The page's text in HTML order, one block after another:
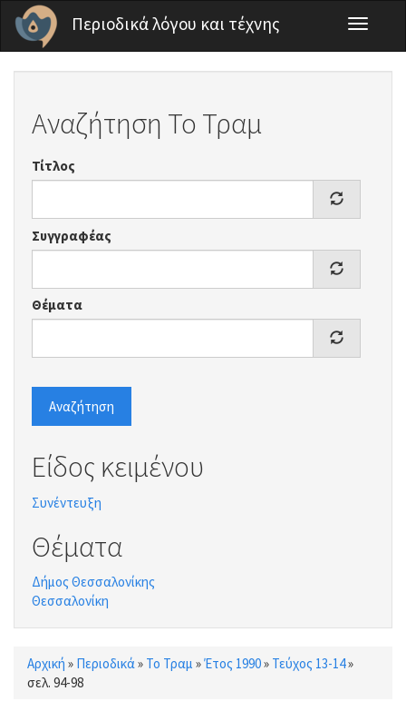
Παράκαμψη προς το κυρίως περιεχόμενο
Περιοδικά λόγου και τέχνης
Toggle
Αναζήτηση Το Τραμ
Τίτλος
Συγγραφέας
Θέματα
Αναζήτηση
Είδος κειμένου
Συνέντευξη
Θέματα
Δήμος Θεσσαλονίκης
Θεσσαλονίκη
Είστε εδώ
Αρχική » Περιοδικά» Το Τραμ »Έτος 1990» Τεύχος 13-14»
σελ. 94-98